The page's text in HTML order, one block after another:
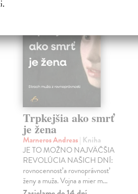
Trpkejšia ako smrť
je žena
Marneros Andreas| Kniha
JE TO MOŽNO NAJVÄČŠIA
REVOLÚCIA NAŠICH DNÍ:
rovnocennosť a rovnoprávnosť
ženy a muža. Vojna a mier m...